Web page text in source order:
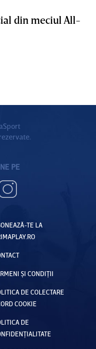
din meciul All-
PE
TE LA
ȘI CONDIȚII
DE COLECTARE
COOKIE
DE